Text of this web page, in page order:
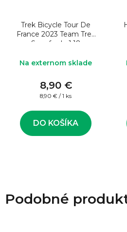
Trek Bicycle Tour De
France 2023 Team Trek
Segafredo 1:18
Na externom sklade
8,90 €
Jednotková
8,90 € / 1 ks
DO KOŠÍKA
Podobné